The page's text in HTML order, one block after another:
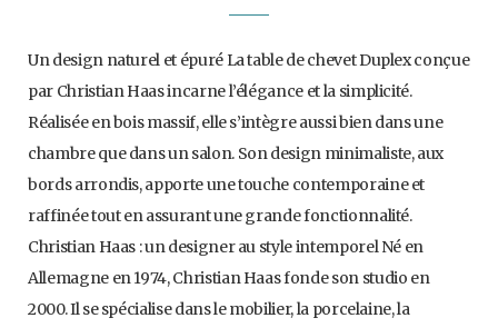
Un design naturel et épuré La table de chevet Duplex conçue
par Christian Haas incarne l’élégance et la simplicité.
Réalisée en bois massif, elle s’intègre aussi bien dans une
chambre que dans un salon. Son design minimaliste, aux
bords arrondis, apporte une touche contemporaine et
raffinée tout en assurant une grande fonctionnalité.
Christian Haas : un designer au style intemporel Né en
Allemagne en 1974, Christian Haas fonde son studio en
2000. Il se spécialise dans le mobilier, la porcelaine, la